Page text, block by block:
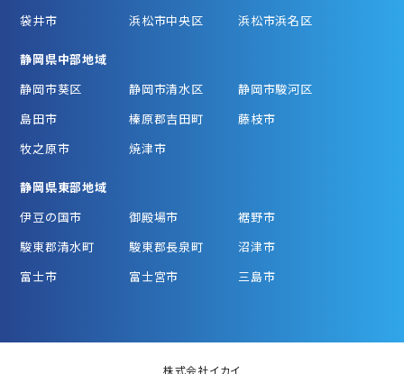
袋井市
浜松市中央区 浜松市浜名区
静岡県中部地域
静岡市葵区
静岡市清水区
静岡市駿河区
島田市
榛原郡吉田町
藤枝市
牧之原市
焼津市
静岡県東部地域
伊豆の国市
御殿場市
裾野市
駿東郡清水町
駿東郡長泉町
沼津市
富士市
富士宮市 三島市
株式会社イカイ